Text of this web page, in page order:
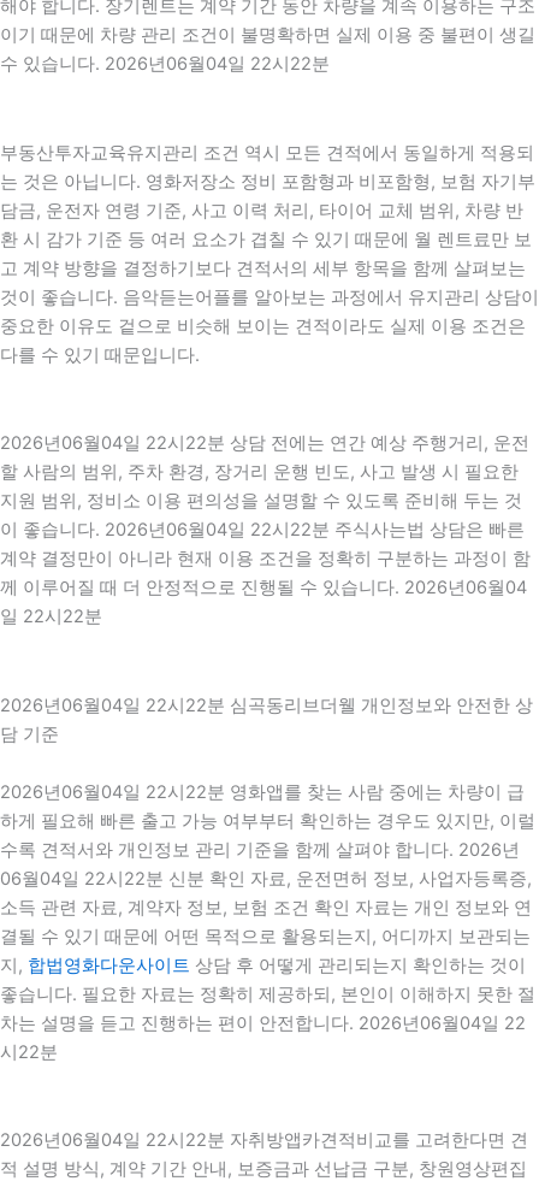
해야 합니다. 장기렌트는 계약 기간 동안 차량을 계속 이용하는 구조
이기 때문에 차량 관리 조건이 불명확하면 실제 이용 중 불편이 생길
수 있습니다. 2026년06월04일 22시22분
부동산투자교육유지관리 조건 역시 모든 견적에서 동일하게 적용되
는 것은 아닙니다. 영화저장소 정비 포함형과 비포함형, 보험 자기부
담금, 운전자 연령 기준, 사고 이력 처리, 타이어 교체 범위, 차량 반
환 시 감가 기준 등 여러 요소가 겹칠 수 있기 때문에 월 렌트료만 보
고 계약 방향을 결정하기보다 견적서의 세부 항목을 함께 살펴보는
것이 좋습니다. 음악듣는어플를 알아보는 과정에서 유지관리 상담이
중요한 이유도 겉으로 비슷해 보이는 견적이라도 실제 이용 조건은
다를 수 있기 때문입니다.
2026년06월04일 22시22분 상담 전에는 연간 예상 주행거리, 운전
할 사람의 범위, 주차 환경, 장거리 운행 빈도, 사고 발생 시 필요한
지원 범위, 정비소 이용 편의성을 설명할 수 있도록 준비해 두는 것
이 좋습니다. 2026년06월04일 22시22분 주식사는법 상담은 빠른
계약 결정만이 아니라 현재 이용 조건을 정확히 구분하는 과정이 함
께 이루어질 때 더 안정적으로 진행될 수 있습니다. 2026년06월04
일 22시22분
2026년06월04일 22시22분 심곡동리브더웰 개인정보와 안전한 상
담 기준
2026년06월04일 22시22분 영화앱를 찾는 사람 중에는 차량이 급
하게 필요해 빠른 출고 가능 여부부터 확인하는 경우도 있지만, 이럴
수록 견적서와 개인정보 관리 기준을 함께 살펴야 합니다. 2026년
06월04일 22시22분 신분 확인 자료, 운전면허 정보, 사업자등록증,
소득 관련 자료, 계약자 정보, 보험 조건 확인 자료는 개인 정보와 연
결될 수 있기 때문에 어떤 목적으로 활용되는지, 어디까지 보관되는
지, 합법영화다운사이트 상담 후 어떻게 관리되는지 확인하는 것이
좋습니다. 필요한 자료는 정확히 제공하되, 본인이 이해하지 못한 절
차는 설명을 듣고 진행하는 편이 안전합니다. 2026년06월04일 22
시22분
2026년06월04일 22시22분 자취방앱카견적비교를 고려한다면 견
적 설명 방식, 계약 기간 안내, 보증금과 선납금 구분, 창원영상편집